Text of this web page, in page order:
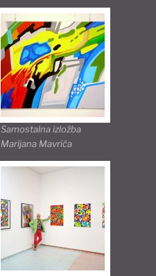
Samostalna izložba
Marijana Mavrića